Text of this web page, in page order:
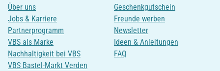
Über uns
Jobs & Karriere
Partnerprogramm
VBS als Marke
Nachhaltigkeit bei VBS
VBS Bastel-Markt Verden
Geschenkgutschein
Freunde werben
Newsletter
Ideen & Anleitungen
FAQ